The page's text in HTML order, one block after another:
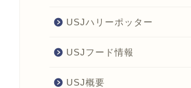
USJハリーポッター
USJフード情報
USJ概要